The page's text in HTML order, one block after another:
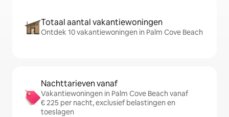
Totaal aantal vakantiewoningen
Ontdek 10 vakantiewoningen in Palm Cove Beach
Nachttarieven vanaf
Vakantiewoningen in Palm Cove Beach vanaf
€ 225 per nacht, exclusief belastingen en
toeslagen